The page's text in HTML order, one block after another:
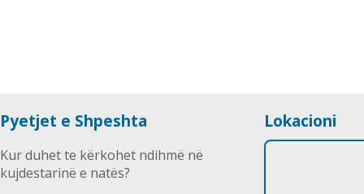
Pyetjet e Shpeshta
Kur duhet te kërkohet ndihmë në
kujdestarinë e natës?
Lokacioni